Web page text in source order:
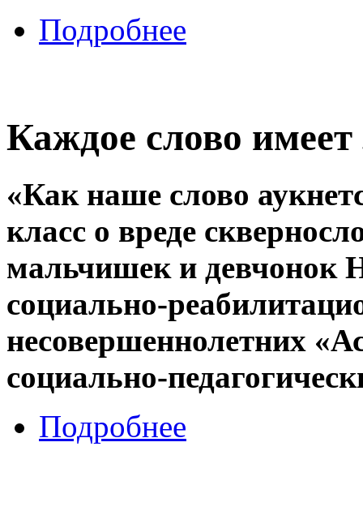
Подробнее
Каждое слово имеет
«Как наше слово
класс о вреде
мальчишек и девчонок
социально-
несовершеннолетних
социально-
Подробнее